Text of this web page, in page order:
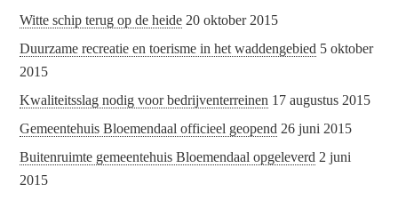
Witte schip terug op de heide 20 oktober 2015
Duurzame recreatie en toerisme in het waddengebied 5 oktober
2015
Kwaliteitsslag nodig voor bedrijventerreinen 17 augustus 2015
Gemeentehuis Bloemendaal officieel geopend 26 juni 2015
Buitenruimte gemeentehuis Bloemendaal opgeleverd 2 juni
2015